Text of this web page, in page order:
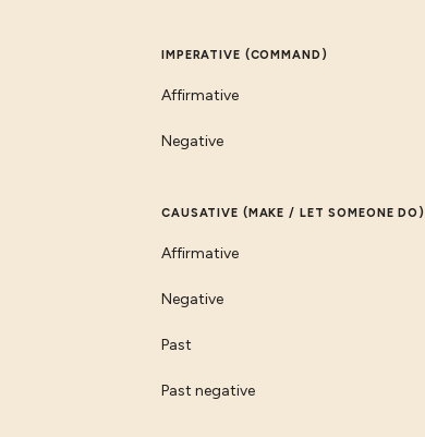
IMPERATIVE (COMMAND)
Affirmative
Negative
CAUSATIVE (MAKE / LET SOMEONE DO)
Affirmative
Negative
Past
Past negative